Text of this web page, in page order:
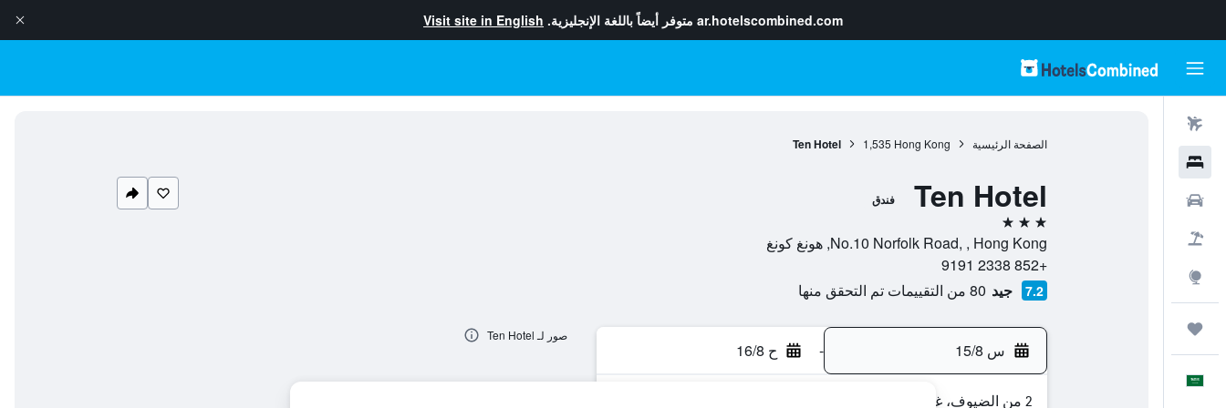
ar.hotelscombined.com متوفر أيضاً باللغة الإنجليزية. Visit site in English
الصفحة الرئيسية Hong Kong
1,535
Ten Hotel
Ten Hotel فندق
3 نجوم
No.10 Norfolk Road, , Hong Kong, هونغ كونغ
+852 2338 9191
7.2 جيد 80 من التقييمات تم التحقق منها
س 15/8 - ح 16/8
2 من الضيوف، غرفة واحدة
صور لـ Ten Hotel